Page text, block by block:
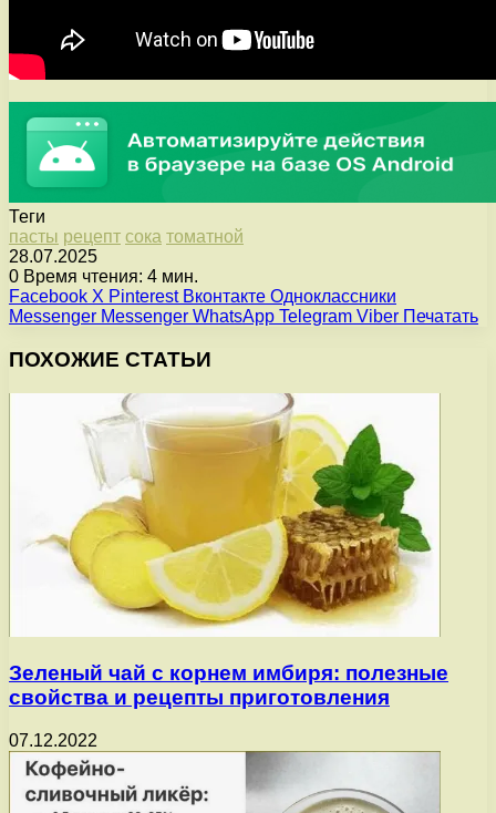
Теги
пасты рецепт сока томатной
28.07.2025
0 Время чтения: 4 мин.
Facebook X Pinterest Вконтакте Одноклассники
Messenger Messenger WhatsApp Telegram Viber Печатать
ПОХОЖИЕ СТАТЬИ
Зеленый чай с корнем имбиря: полезные
свойства и рецепты приготовления
07.12.2022